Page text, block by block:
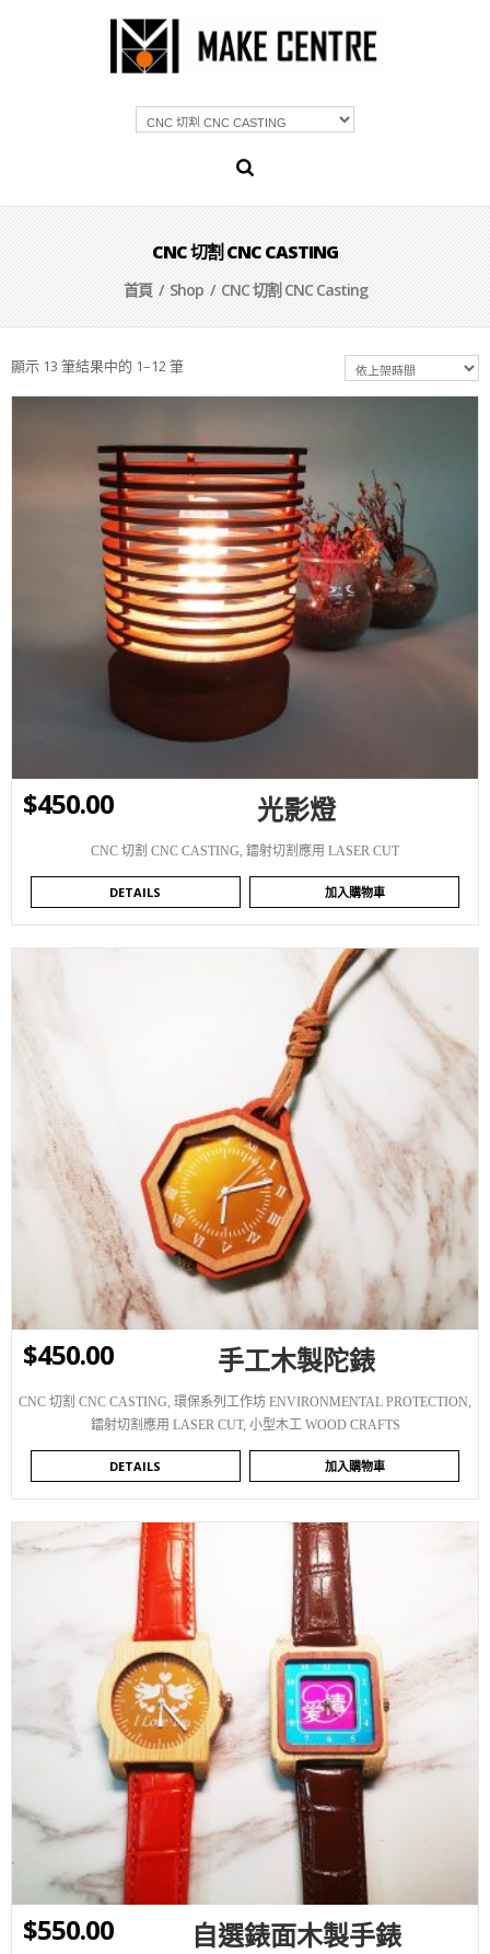
CNC 切割 CNC CASTING
首頁/ Shop/ CNC 切割 CNC Casting
顯示 13 筆結果中的 1–12 筆
WISHLIST
$450.00 光影燈
CNC 切割 CNC CASTING 鐳射切割應用 LASER CUT
DETAILS 加入購物車
WISHLIST
$450.00 手工木製陀錶
CNC 切割 CNC CASTING, 環保系列工作坊 ENVIRONMENTAL PROTECTION,
鐳射切割應用 LASER CUT, 小型木工 WOOD CRAFTS
DETAILS 加入購物車
WISHLIST
$550.00 自選錶面木製手錶